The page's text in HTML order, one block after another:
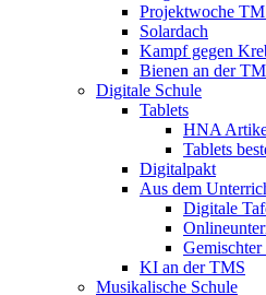
Projektwoche
Solardach
Kampf gegen
Bienen an der
Digitale Schule
Tablets
HNA
Tablets
Digitalpakt
Aus dem
Digitale
KI an der TMS
Musikalische Schule